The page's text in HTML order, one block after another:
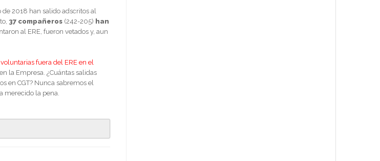
2018 han salido adscritos al
37 compañeros (242-205) han
al ERE, fueron vetados y, aun
fuera del ERE en el
la Empresa. ¿Cuántas salidas
en CGT? Nunca sabremos el
merecido la pena.